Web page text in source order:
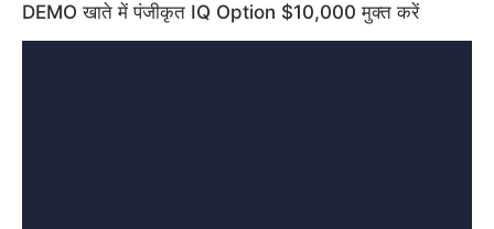
DEMO खाते में पंजीकृत IQ Option $10,000 मुक्त करें